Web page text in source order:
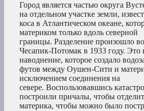
Город является частью округа
на отдельном участке земли,
коса в Атлантическом океане,
материком только вдоль северной
границы. Разделение произошло
Чесапик-Потомак в 1933 году. Это
наводнение, которое создало
футов между Оушен-Сити и
исключением соединения на
севере. Воспользовавшись
построили причалы, чтобы
материка, чтобы можно было